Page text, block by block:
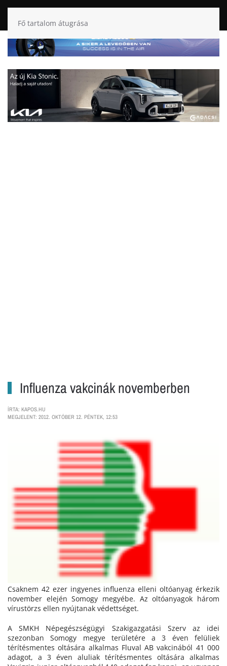
Fő tartalom átugrása
Influenza vakcinák novemberben
ÍRTA: KAPOS.HU
MEGJELENT: 2012. OKTÓBER 12. PÉNTEK, 12:53
Csaknem 42 ezer ingyenes influenza elleni oltóanyag érkezik
november elején Somogy megyébe. Az oltóanyagok három
vírustörzs ellen nyújtanak védettséget.
A SMKH Népegészségügyi Szakigazgatási Szerv az idei
szezonban Somogy megye területére a 3 éven felüliek
térítésmentes oltására alkalmas Fluval AB vakcinából 41 000
adagot, a 3 éven aluliak térítésmentes oltására alkalmas